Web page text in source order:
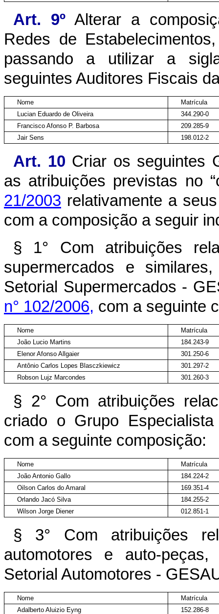
Art. 9º Alterar a
Redes de
passando a utilizar a
seguintes Auditores Fiscais
Nome
Matrícula
Lucian Eduardo de Oliveira
344.290-0
Francisco Afonso P. Barbosa
209.285-9
Jair Sens
198.012-2
Art. 10 Criar os seguintes
as atribuições previstas no
21/2003 relativamente a
com a composição a seguir
§ 1° Com atribuições
supermercados e
Setorial Supermercados -
n° 102/2006, com a seguinte
Nome
Matrícula
João Lucio Martins
184.243-9
Elenor Afonso Allgaier
301.250-6
Antônio Carlos Lopes Blasczkiewicz
301.297-2
Robson Lujz Marcondes
301.260-3
§ 2° Com atribuições
criado o Grupo
com a seguinte composição:
Nome
Matrícula
João Antonio Gallo
184.224-2
Oilson Carlos do Amaral
169.351-4
Orlando Jacó Silva
184.255-2
Wilson Jorge Diener
012.851-1
§ 3° Com atribuições
automotores e auto-
Setorial Automotores -
Nome
Matrícula
Adalberto Aluizio Eyng
152.286-8